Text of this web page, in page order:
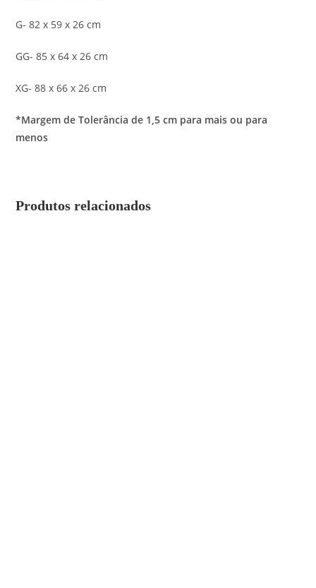
G- 82 x 59 x 26 cm
GG- 85 x 64 x 26 cm
XG- 88 x 66 x 26 cm
*Margem de Tolerância de 1,5 cm para mais ou para
menos
Produtos relacionados